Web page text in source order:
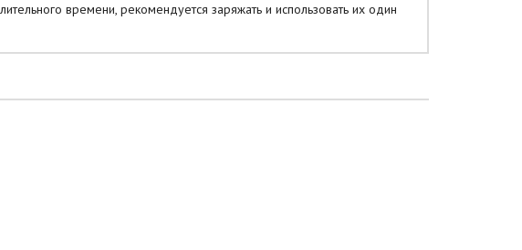
времени, рекомендуется заряжать и использовать их один